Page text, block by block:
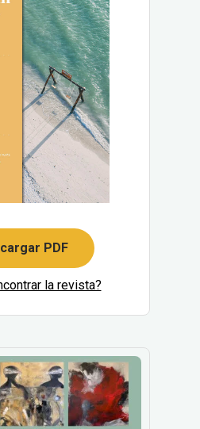
PDF
la revista?